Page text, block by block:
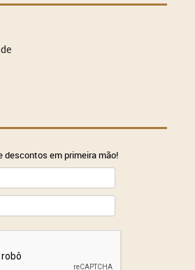
descontos em primeira mão!